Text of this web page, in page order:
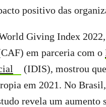
positivo das
Giving Index
em parceria com o
(IDIS), mostrou
em 2021. No
revela um